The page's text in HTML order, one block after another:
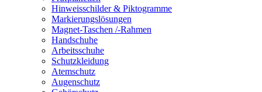
Hinweisschilder & Piktogramme
Markierungslösungen
Magnet-Taschen /-Rahmen
Handschuhe
Arbeitsschuhe
Schutzkleidung
Atemschutz
Augenschutz